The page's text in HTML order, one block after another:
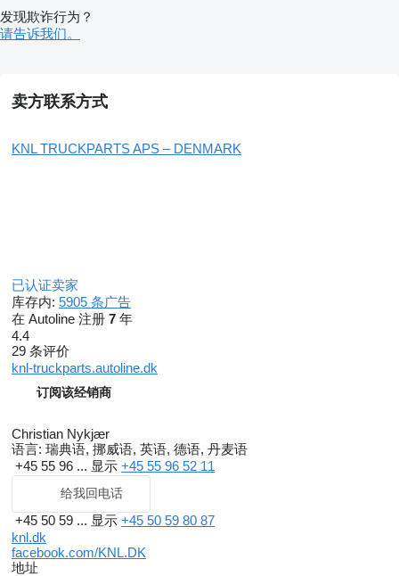
发现欺诈行为？
请告诉我们。
卖方联系方式
KNL TRUCKPARTS APS – DENMARK
已认证卖家
库存内: 5905 条广告
在 Autoline 注册 7 年
4.4
29 条评价
knl-truckparts.autoline.dk
订阅该经销商
Christian Nykjær
语言: 瑞典语, 挪威语, 英语, 德语, 丹麦语
+45 55 96 ... 显示 +45 55 96 52 11
给我回电话
+45 50 59 ... 显示 +45 50 59 80 87
knl.dk
facebook.com/KNL.DK
地址